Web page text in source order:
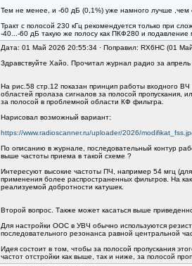
Тем не менее, и -60 дБ (0,1%) уже намного лучше
Тракт с полосой 230 кГц рекомендуется только при
-40...-60 дБ такую же полосу как ПКФ280 и
Дата: 01 Май 2026 20:55:34 · Поправил: RX6HC (01
Здравствуйте Хайо. Прочитал журнал радио за
На рис.58 стр.12 показан принцип работы входного
областей пролаза сигналов за полосой пропускания,
за полосой в проблемной области КФ фильтра.
Нарисовал возможный вариант:
https://www.radioscanner.ru/uploader/2026/
По описанию в журнале, последовательный контур
выше частоты приема в такой схеме ?
Интересуют высокие частоты ПЧ, например 54 мгц
применения более распространенных фильтров. На
реализуемой добротности катушек.
Второй вопрос. Также может касаться выше
Для настройки ООС в УВЧ обычно используются
последовательного резонанса равной центральной
Идея состоит в том, чтобы за полосой пропускания
частот отстройки как выше, так и ниже, за полосой